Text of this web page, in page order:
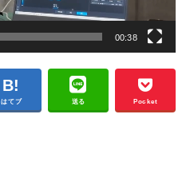
00:38
はてブ 送る Pocket